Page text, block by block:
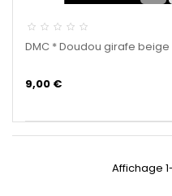
DMC * Doudou girafe
9,00 €
Affichage